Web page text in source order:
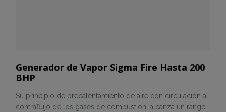
Generador de Vapor Sigma Fire Hasta 200
BHP
Su principio de precalentamiento de aire con circulación a
contraflujo de los gases de combustión, alcanza un rango